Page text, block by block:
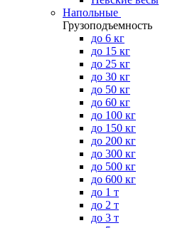
Напольные
Грузоподъемность
до 6 кг
до 15 кг
до 25 кг
до 30 кг
до 50 кг
до 60 кг
до 100 кг
до 150 кг
до 200 кг
до 300 кг
до 500 кг
до 600 кг
до 1 т
до 2 т
до 3 т